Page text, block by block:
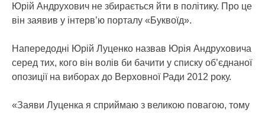
Юрій Андрухович не збирається йти в політику. Про це
він заявив у інтерв’ю порталу «Буквоїд».
Напередодні Юрій Луценко назвав Юрія Андруховича
серед тих, кого він волів би бачити у списку об’єднаної
опозиції на виборах до Верховної Ради 2012 року.
«Заяви Луценка я сприймаю з великою повагою, тому